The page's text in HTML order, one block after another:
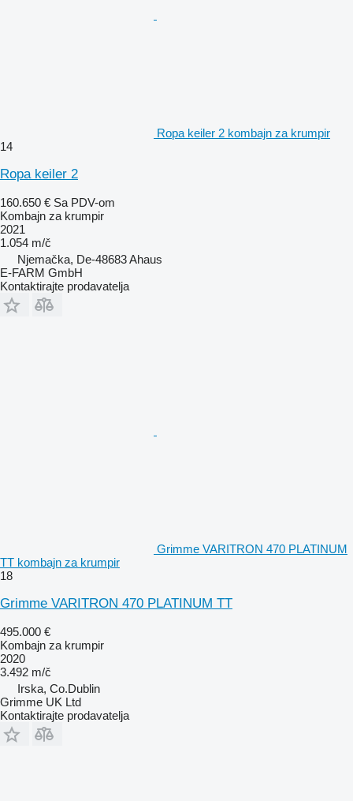
Ropa keiler 2 kombajn za krumpir
14
Ropa keiler 2
160.650 € Sa PDV-om
Kombajn za krumpir
2021
1.054 m/č
Njemačka, De-48683 Ahaus
E-FARM GmbH
Kontaktirajte prodavatelja
Grimme VARITRON 470 PLATINUM
TT kombajn za krumpir
18
Grimme VARITRON 470 PLATINUM TT
495.000 €
Kombajn za krumpir
2020
3.492 m/č
Irska, Co.Dublin
Grimme UK Ltd
Kontaktirajte prodavatelja